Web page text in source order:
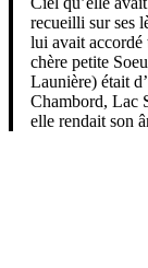
recueilli sur ses
lui avait
chère petite
Launière) était
Chambord, Lac
elle rendait son